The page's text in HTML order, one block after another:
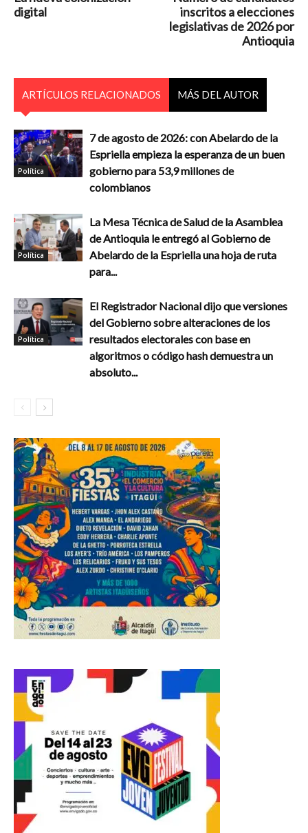
digital
inscritos a elecciones
legislativas de 2026 por
Antioquia
ARTÍCULOS RELACIONADOS MÁS DEL AUTOR
Política
7 de agosto de 2026: con Abelardo de la
Espriella empieza la esperanza de un buen
gobierno para 53,9 millones de
colombianos
Política
La Mesa Técnica de Salud de la Asamblea
de Antioquia le entregó al Gobierno de
Abelardo de la Espriella una hoja de ruta
para...
Política
El Registrador Nacional dijo que versiones
del Gobierno sobre alteraciones de los
resultados electorales con base en
algoritmos o código hash demuestra un
absoluto...